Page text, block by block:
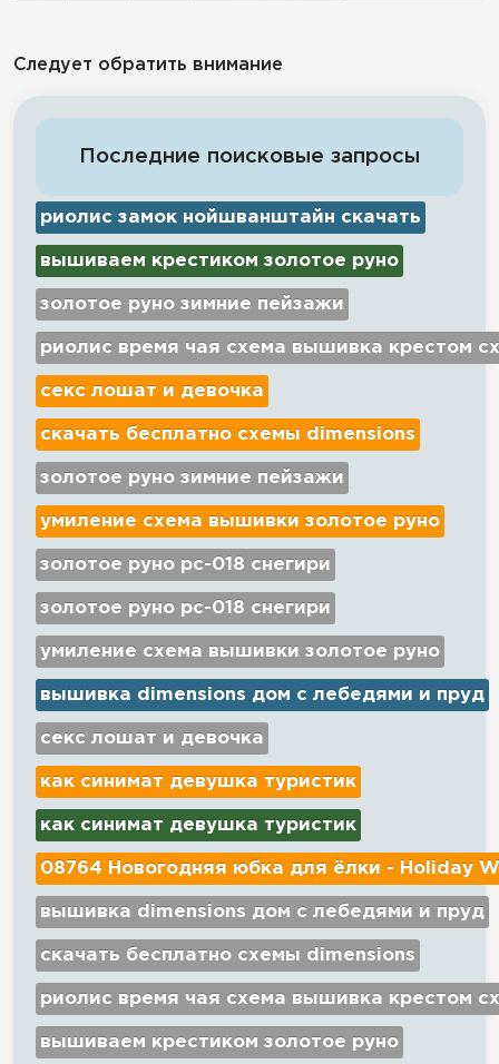
Следует обратить внимание
Последние поисковые запросы
риолис замок нойшванштайн скачать
вышиваем крестиком золотое руно
золотое руно зимние пейзажи
риолис время чая схема вышивка крестом
секс лошат и девочка
скачать бесплатно схемы dimensions
золотое руно зимние пейзажи
умиление схема вышивки золотое руно
золотое руно рс-018 снегири
золотое руно рс-018 снегири
умиление схема вышивки золотое руно
вышивка dimensions дом с лебедями и пруд
секс лошат и девочка
как синимат девушка туристик
как синимат девушка туристик
08764 Новогодняя юбка для ёлки - Holiday
вышивка dimensions дом с лебедями и пруд
скачать бесплатно схемы dimensions
риолис время чая схема вышивка крестом
вышиваем крестиком золотое руно